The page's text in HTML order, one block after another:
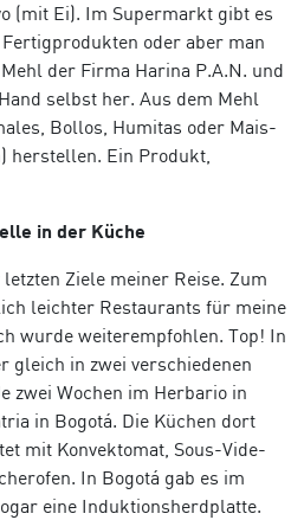
(mit Ei). Im Supermarkt gibt es
oder aber man
der Firma Harina P.A.N. und
selbst her. Aus dem Mehl
, Bollos, Humitas oder Mais-
herstellen. Ein Produkt,
in der Küche
Ziele meiner Reise. Zum
leichter Restaurants für meine
wurde weiterempfohlen. Top! In
gleich in zwei verschiedenen
zwei Wochen im Herbario in
in Bogotá. Die Küchen dort
mit Konvektomat, Sous-Vide-
In Bogotá gab es im
eine Induktionsherdplatte.